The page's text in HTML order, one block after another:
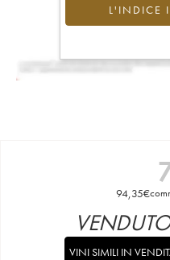
L'INDICE
94,35€
VINI SIMILI IN